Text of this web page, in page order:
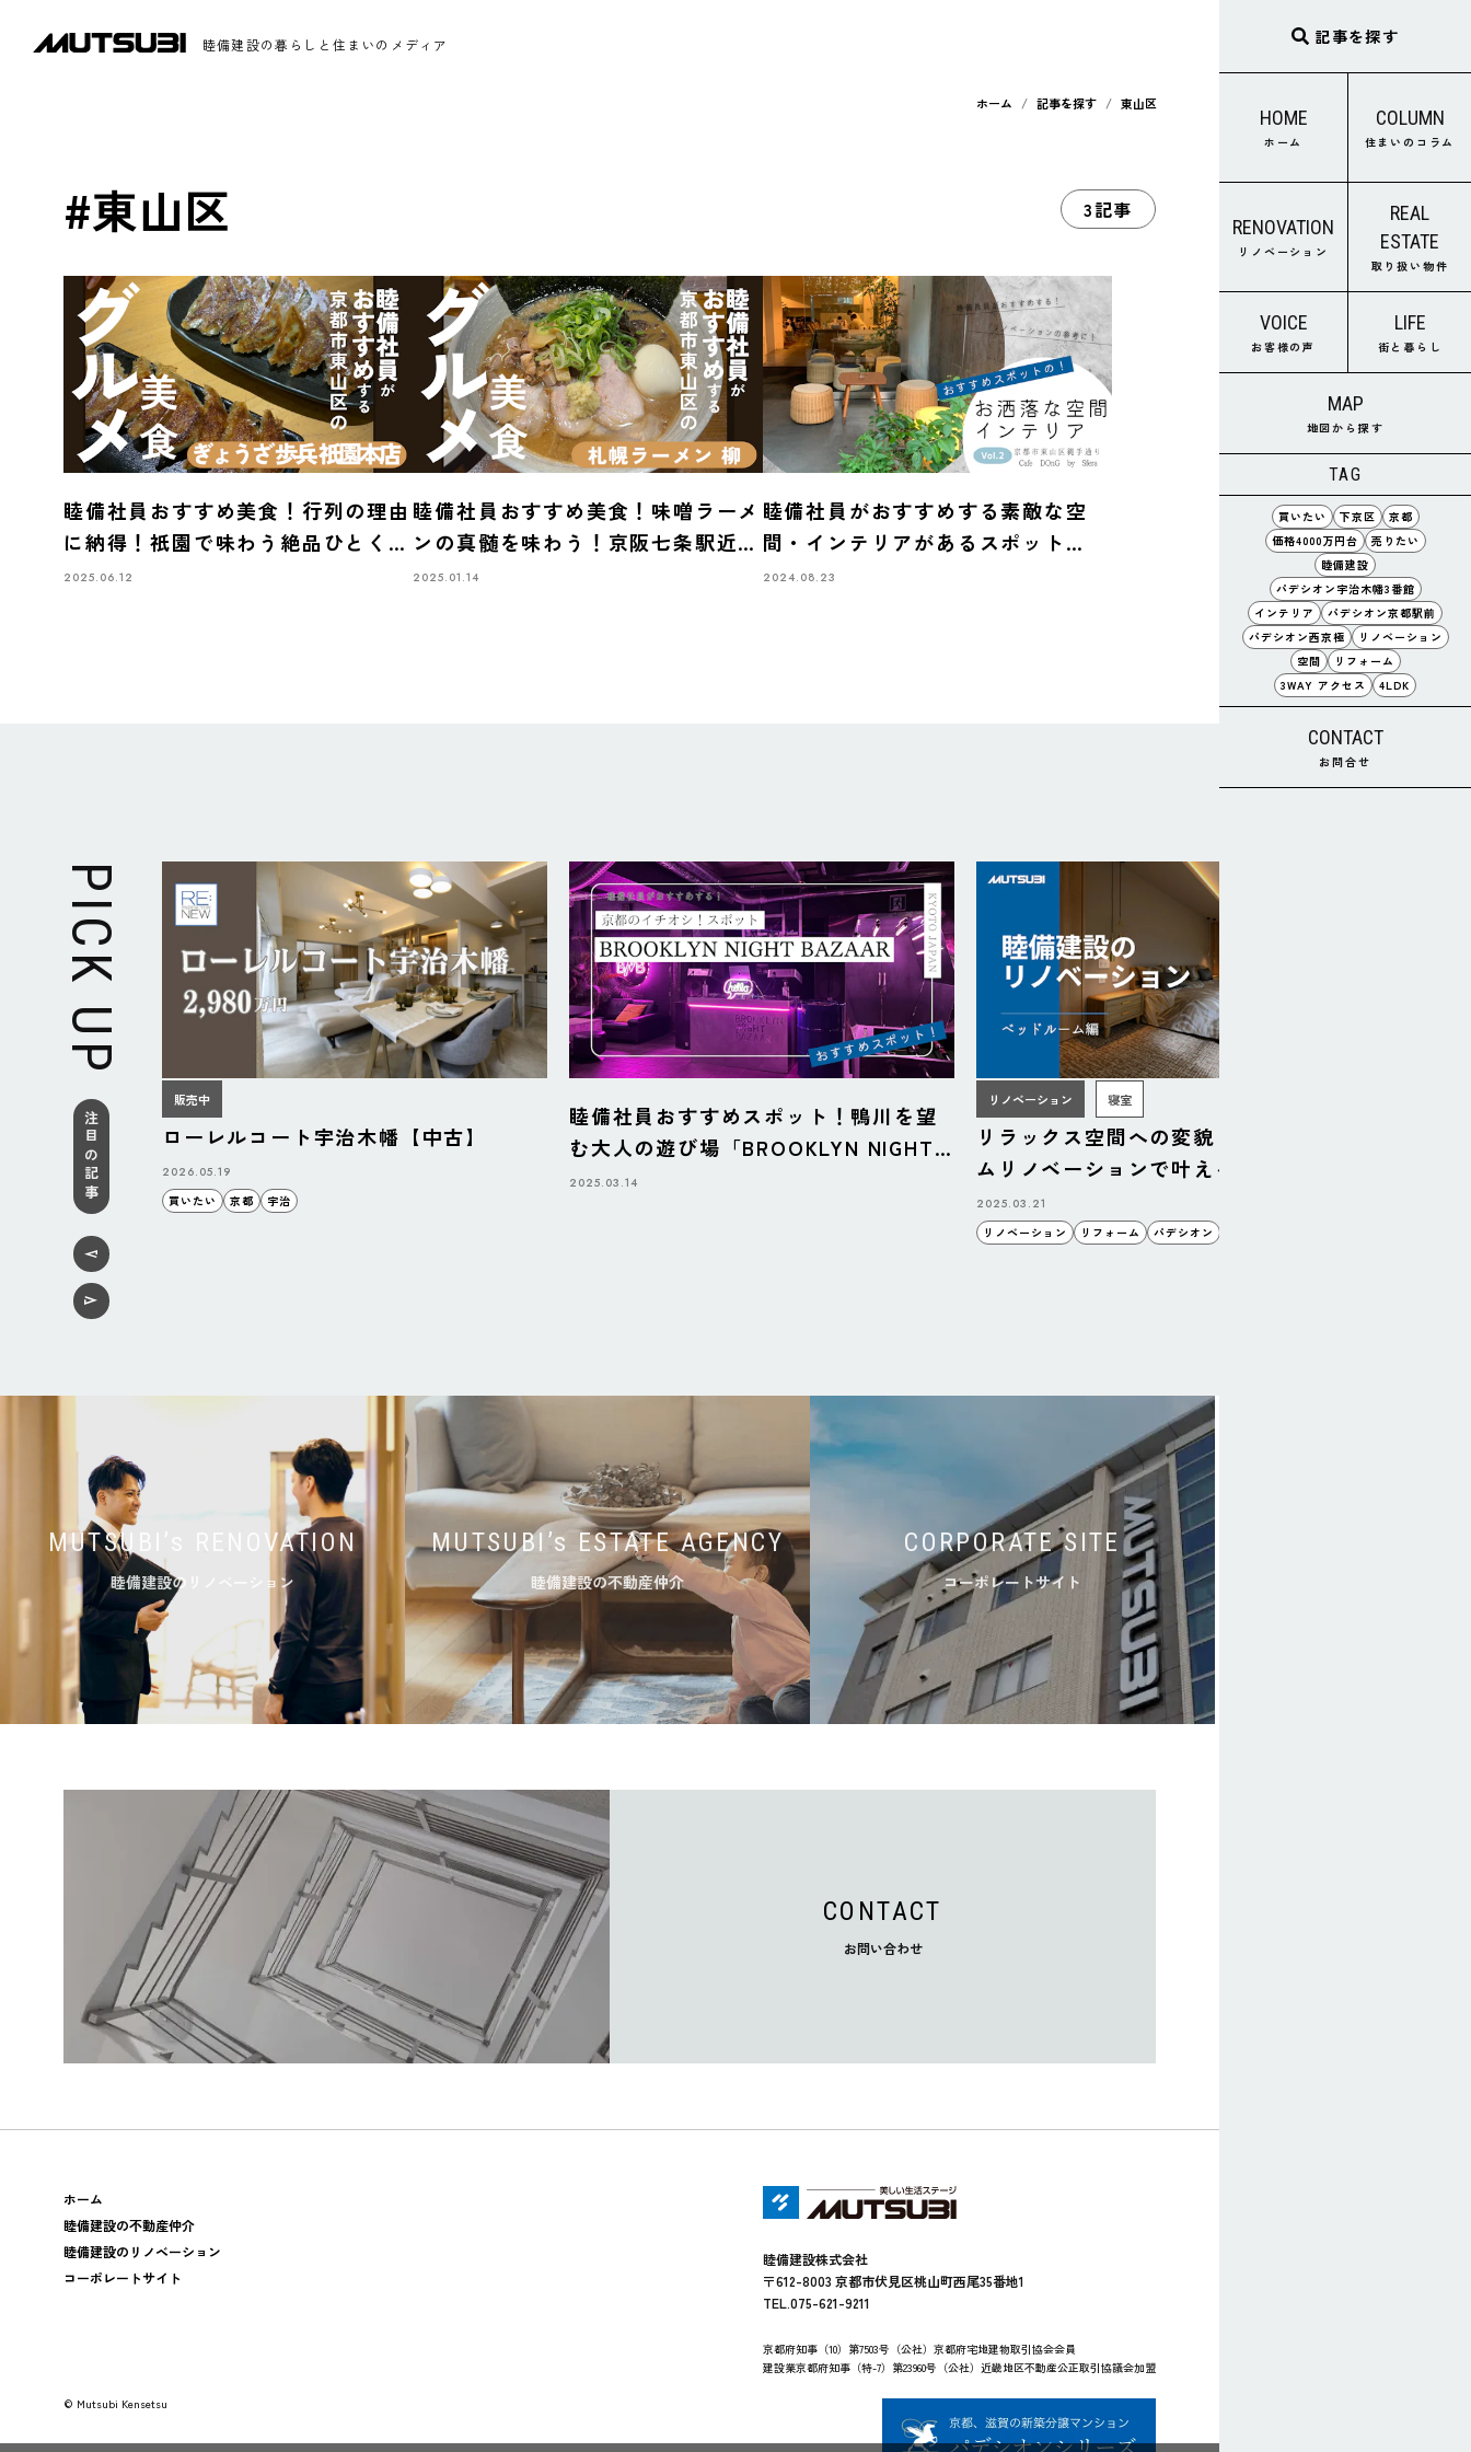
睦備建設の暮らしと住まいのメディア
ホーム 記事を探す 東山区
#東山区 3記事
睦備社員おすすめ美食！行列の理由
に納得！祇園で味わう絶品ひとくち
餃子「ぎょうざ歩兵 祇園本店」
2025.06.12
睦備社員おすすめ美食！味噌ラーメ
ンの真髄を味わう！京阪七条駅近く
の「札幌ラーメン柳」
2025.01.14
睦備社員がおすすめする素敵な空
間・インテリアがあるスポット
vol.2【Cafe DOnG by Sfera】
2024.08.23
PICK UP
注目の記事
販売中
ローレルコート宇治木幡【中古】
2026.05.19
買いたい
京都 宇治
睦備社員おすすめスポット！鴨川を望
む大人の遊び場「BROOKLYN NIGHT
BAZAAR」
2025.03.14
リノベーション 寝室
リラックス空間への変貌！ベッドルー
ムリノベーションで叶える理想の寝室
2025.03.21
リノベーション
リフォーム パデシオン
MUTSUBI’s RENOVATION
睦備建設のリノベーション
MUTSUBI’s ESTATE AGENCY
睦備建設の不動産仲介
CORPORATE SITE
コーポレートサイト
CONTACT
お問い合わせ
ホーム
睦備建設の不動産仲介
睦備建設のリノベーション
コーポレートサイト
睦備建設株式会社
〒612-8003 京都市伏見区桃山町西尾35番地1
TEL.075-621-9211
京都府知事（10）第7503号（公社）京都府宅地建物取引協会会員
建設業京都府知事（特-7）第23960号（公社）近畿地区不動産公正取引協議会加盟
© Mutsubi Kensetsu
記事を探す
HOME
ホーム
COLUMN
住まいのコラム
RENOVATION
リノベーション
REAL
ESTATE
取り扱い物件
VOICE
お客様の声
LIFE
街と暮らし
MAP
地図から探す
TAG
買いたい 下京区
京都
価格4000万円台
売りたい
睦備建設
パデシオン宇治木幡3番館
インテリア
パデシオン京都駅前
パデシオン西京極
リノベーション
空間
リフォーム
3WAY アクセス
4LDK
CONTACT
お問合せ